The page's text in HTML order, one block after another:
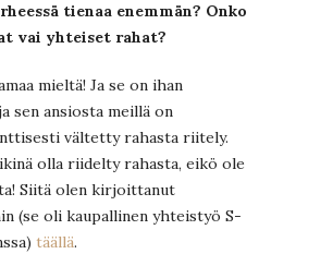
tienaa enemmän? Onko
vai yhteiset rahat?
mieltä! Ja se on ihan
sen ansiosta meillä on
vältetty rahasta riitely.
olla riidelty rahasta, eikö ole
Siitä olen kirjoittanut
(se oli kaupallinen yhteistyö S-
täällä.